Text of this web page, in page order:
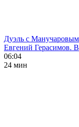
Дуэль с Манучаровым
Евгений Герасимов. В
06:04
24 мин